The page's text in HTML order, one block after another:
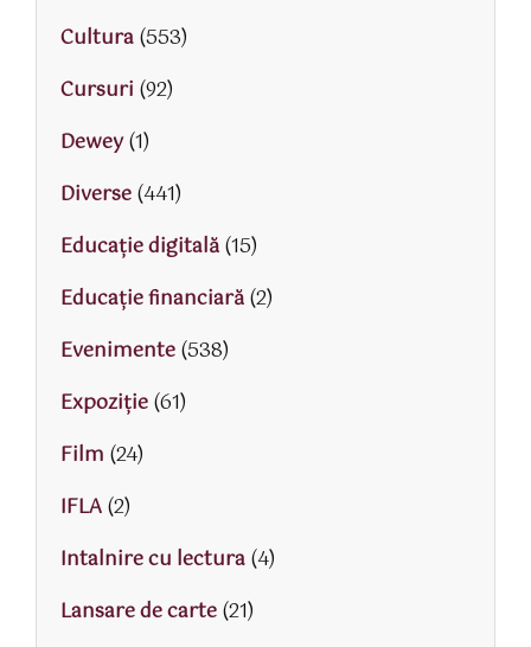
Cultura(553)
Cursuri (92)
Dewey(1)
Diverse(441)
Educaţie digitală(15)
Educaţie financiară(2)
Evenimente(538)
Expoziție(61)
Film (24)
IFLA(2)
Intalnire cu lectura(4)
Lansare de carte(21)